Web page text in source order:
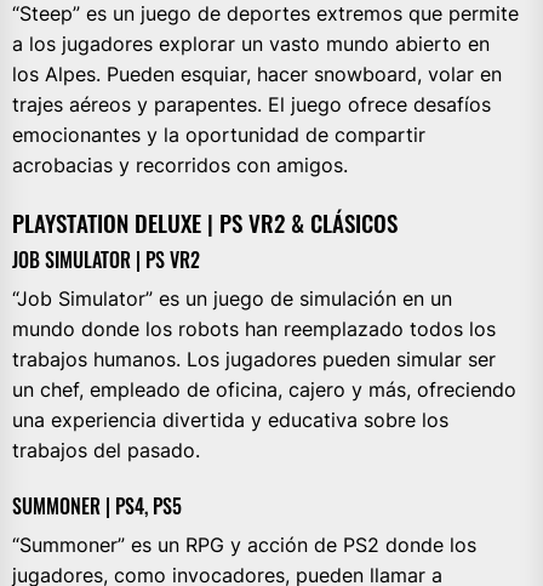
“Steep” es un juego de deportes extremos que permite
a los jugadores explorar un vasto mundo abierto en
los Alpes. Pueden esquiar, hacer snowboard, volar en
trajes aéreos y parapentes. El juego ofrece desafíos
emocionantes y la oportunidad de compartir
acrobacias y recorridos con amigos.
PLAYSTATION DELUXE | PS VR2 & CLÁSICOS
JOB SIMULATOR | PS VR2
“Job Simulator” es un juego de simulación en un
mundo donde los robots han reemplazado todos los
trabajos humanos. Los jugadores pueden simular ser
un chef, empleado de oficina, cajero y más, ofreciendo
una experiencia divertida y educativa sobre los
trabajos del pasado.
SUMMONER | PS4, PS5
“Summoner” es un RPG y acción de PS2 donde los
jugadores, como invocadores, pueden llamar a